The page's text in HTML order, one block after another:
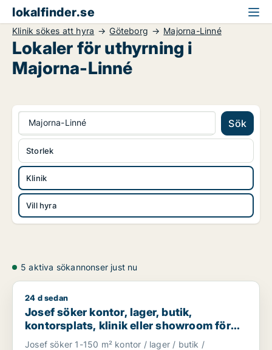
lokalfinder.se
Klinik sökes att hyra Göteborg Majorna-Linné
Lokaler för uthyrning i
Majorna-Linné
Majorna-Linné Sök
Klinik
Vill hyra
Storlek
5 aktiva sökannonser just nu
Josef söker kontor, lager, butik, kontorsplats, klinik eller
24 d sedan
Josef söker kontor, lager, butik,
kontorsplats, klinik eller showroom för
uthyrning i Göteborg
Josef söker 1-150 m² kontor / lager / butik /